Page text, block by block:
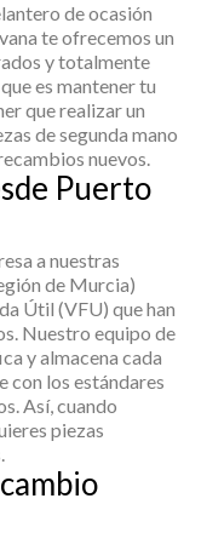
de ocasión
te ofrecemos un
y totalmente
es mantener tu
que realizar un
de segunda mano
nuevos.
Puerto
a nuestras
de Murcia)
Útil (VFU) que han
Nuestro equipo de
y almacena cada
con los estándares
Así, cuando
piezas